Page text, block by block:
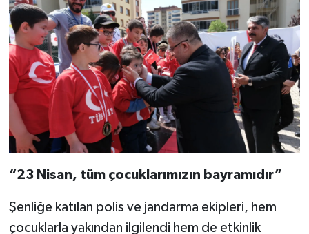
“23 Nisan, tüm çocuklarımızın bayramıdır”
Şenliğe katılan polis ve jandarma ekipleri, hem
çocuklarla yakından ilgilendi hem de etkinlik